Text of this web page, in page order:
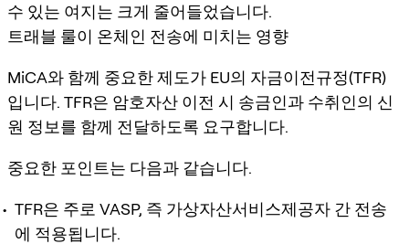
수 있는 여지는 크게 줄어들었습니다.
트래블 룰이 온체인 전송에 미치는 영향
MiCA와 함께 중요한 제도가 EU의 자금이전규정(TFR)
입니다. TFR은 암호자산 이전 시 송금인과 수취인의 신
원 정보를 함께 전달하도록 요구합니다.
중요한 포인트는 다음과 같습니다.
TFR은 주로 VASP, 즉 가상자산서비스제공자 간 전송
에 적용됩니다.